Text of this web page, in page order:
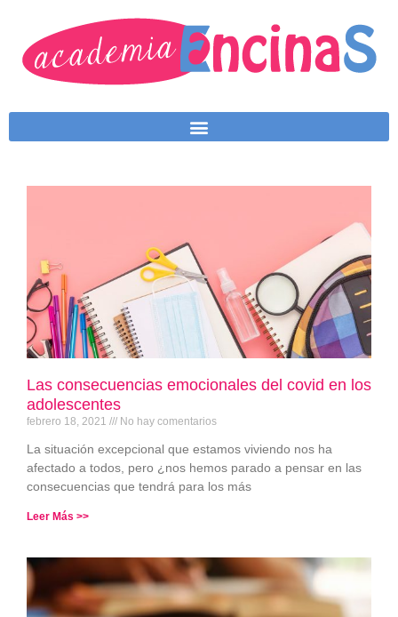
Las consecuencias emocionales del covid en los
adolescentes
febrero 18, 2021 No hay comentarios
La situación excepcional que estamos viviendo nos ha
afectado a todos, pero ¿nos hemos parado a pensar en las
consecuencias que tendrá para los más
Leer Más >>